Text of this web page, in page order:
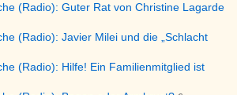
(Radio): Guter Rat von Christine Lagarde
(Radio): Javier Milei und die „Schlacht
(Radio): Hilfe! Ein Familienmitglied ist